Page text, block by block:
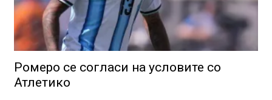
Ромеро се согласи на условите со
Атлетико